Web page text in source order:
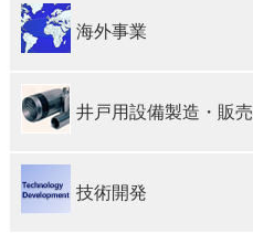
海外事業
井戸用設備製造・販売
技術開発